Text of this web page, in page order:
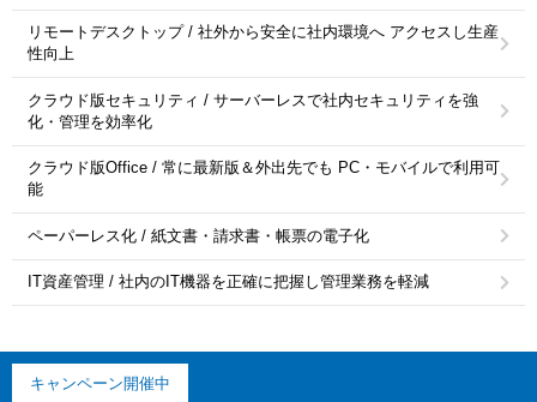
リモートデスクトップ / 社外から安全に社内環境へ アクセスし生産
性向上
クラウド版セキュリティ / サーバーレスで社内セキュリティを強
化・管理を効率化
クラウド版Office / 常に最新版＆外出先でも PC・モバイルで利用可
能
ペーパーレス化 / 紙文書・請求書・帳票の電子化
IT資産管理 / 社内のIT機器を正確に把握し管理業務を軽減
キャンペーン開催中